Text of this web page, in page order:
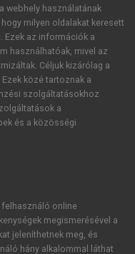
webhely használatának
milyen oldalakat keresett
Ezek az információk a
használhatóak, mivel az
Céljuk kizárólag a
közé tartoznak a
szolgáltatásokhoz
a
és a közösségi
felhasználó online
megismerésével a
jeleníthetnek meg, és
hány alkalommal láthat